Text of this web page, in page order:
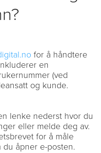
for å håndtere
en
(ved
og kunde.
lenke nederst hvor du
eller melde deg av.
for å måle
åpner e-posten.